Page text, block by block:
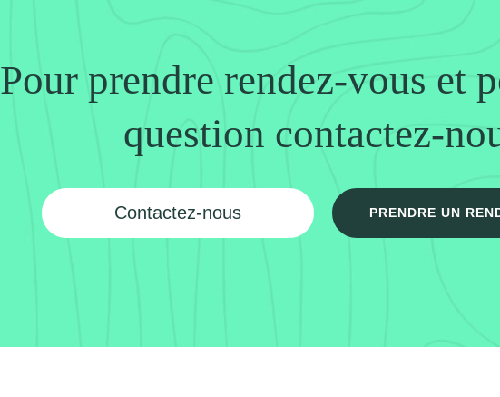
Pour prendre rendez-vous et
question contactez-
Contactez-nous PRENDRE UN